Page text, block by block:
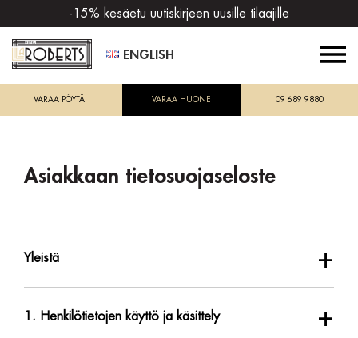
-15% kesäetu uutiskirjeen uusille tilaajille
ENGLISH
VARAA PÖYTÄ VARAA HUONE 09 689 9880
Asiakkaan tietosuojaseloste
Yleistä +
1. Henkilötietojen käyttö ja käsittely +